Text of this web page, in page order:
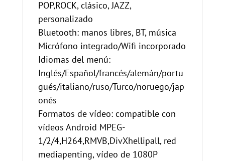
POP,ROCK, clásico, JAZZ,
personalizado
Bluetooth: manos libres, BT, música
Micrófono integrado/Wifi incorporado
Idiomas del menú:
Inglés/Español/francés/alemán/portu
gués/italiano/ruso/Turco/noruego/jap
onés
Formatos de vídeo: compatible con
vídeos Android MPEG-
1/2/4,H264,RMVB,DivXhellipall, red
mediapenting, vídeo de 1080P